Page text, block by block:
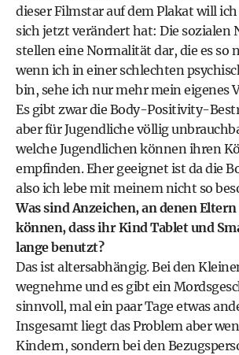
dieser Filmstar auf dem Plakat will ich
sich jetzt verändert hat: Die sozialen
stellen eine Normalität dar, die es so
wenn ich in einer schlechten
bin, sehe ich nur mehr mein eigenes
Es gibt zwar die ­Body-Positivity-
aber für Jugendliche völlig
welche Jugendlichen können ihren
empfinden. Eher geeignet ist da die
also ich lebe mit meinem nicht so
Was sind Anzeichen, an denen
können, dass ihr Kind Tablet und
lange benutzt?
Das ist altersabhängig. Bei den
wegnehme und es gibt ein
sinnvoll, mal ein paar Tage etwas
Insgesamt liegt das Problem aber
Kindern, sondern bei den